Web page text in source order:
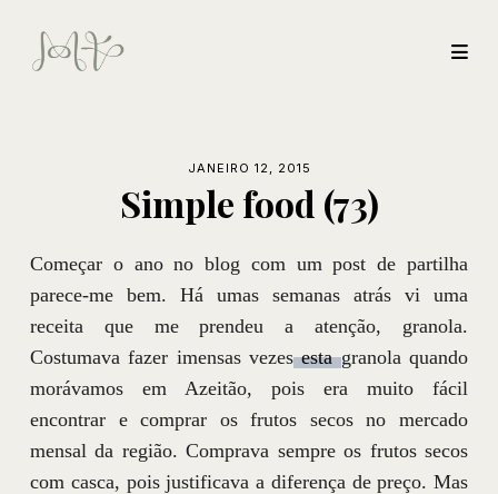
JANEIRO 12, 2015
Simple food (73)
Começar o ano no blog com um post de partilha
parece-me bem. Há umas semanas atrás vi uma
receita que me prendeu a atenção, granola.
Costumava fazer imensas vezesestagranola quando
morávamos em Azeitão, pois era muito fácil
encontrar e comprar os frutos secos no mercado
mensal da região. Comprava sempre os frutos secos
com casca, pois justificava a diferença de preço. Mas